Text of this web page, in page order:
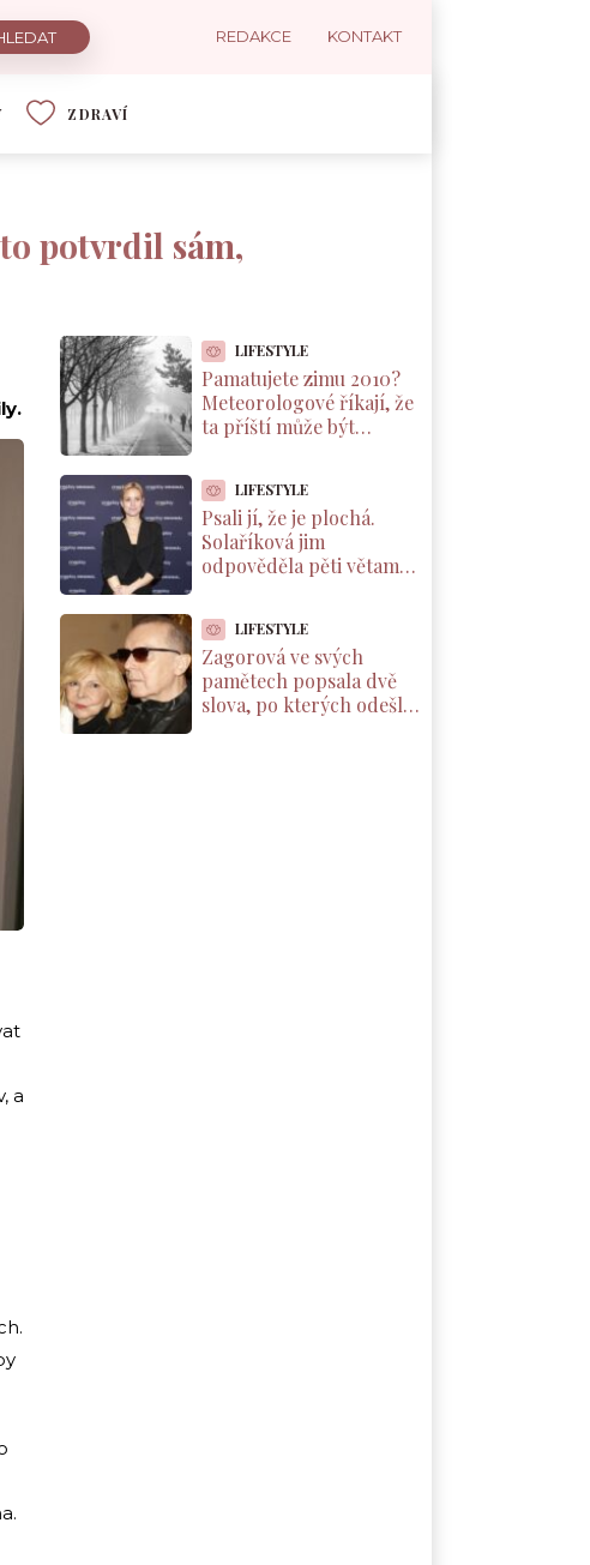
REDAKCE KONTAKT
ZDRAVÍ
potvrdil sám,
a
LIFESTYLE
Pamatujete zimu 2010?
Meteorologové říkají, že
ta příští může být
Pacifiku
LIFESTYLE
Psali jí, že je plochá.
Solaříková jim
odpověděla pěti větami,
každý rodič dcery
LIFESTYLE
Zagorová ve svých
pamětech popsala dvě
slova, po kterých odešla